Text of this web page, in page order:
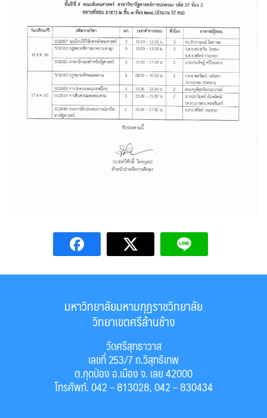
มหาวิทยาลัยมหามกุฏราชวิทยาลัย
วิทยาเขตศรีล้านช้าง
วัดศรีสุทธาวาส
เลขที่ 253/7 ถ.วิสุทธิเทพ
ต.กุดป่อง อ.เมือง จ. เลย 42000
โทรศัพท์. 042 – 813028, 042 – 830434